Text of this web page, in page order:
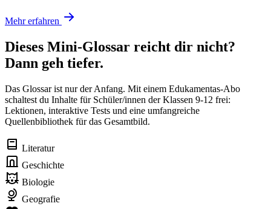
Mehr erfahren
Dieses Mini-Glossar reicht dir nicht?
Dann geh tiefer.
Das Glossar ist nur der Anfang. Mit einem Edukamentas-Abo
schaltest du Inhalte für Schüler/innen der Klassen 9-12 frei:
Lektionen, interaktive Tests und eine umfangreiche
Quellenbibliothek für das Gesamtbild.
Literatur
Geschichte
Biologie
Geografie